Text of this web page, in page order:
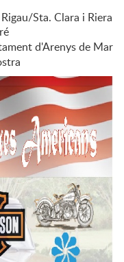
Sta. Clara i Riera
d'Arenys de Mar